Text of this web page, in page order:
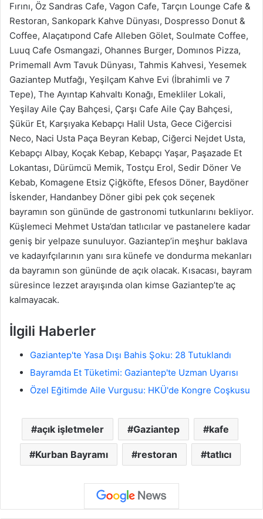
Fırını, Öz Sandras Cafe, Vagon Cafe, Tarçın Lounge Cafe &
Restoran, Sankopark Kahve Dünyası, Dospresso Donut &
Coffee, Alaçatıpond Cafe Alleben Gölet, Soulmate Coffee,
Luuq Cafe Osmangazi, Ohannes Burger, Domınos Pizza,
Primemall Avm Tavuk Dünyası, Tahmis Kahvesi, Yesemek
Gaziantep Mutfağı, Yeşilçam Kahve Evi (İbrahimli ve 7
Tepe), The Ayıntap Kahvaltı Konağı, Emekliler Lokali,
Yeşilay Aile Çay Bahçesi, Çarşı Cafe Aile Çay Bahçesi,
Şükür Et, Karşıyaka Kebapçı Halil Usta, Gece Ciğercisi
Neco, Naci Usta Paça Beyran Kebap, Ciğerci Nejdet Usta,
Kebapçı Albay, Koçak Kebap, Kebapçı Yaşar, Paşazade Et
Lokantası, Dürümcü Memik, Tostçu Erol, Sedir Döner Ve
Kebab, Komagene Etsiz Çiğköfte, Efesos Döner, Baydöner
İskender, Handanbey Döner gibi pek çok seçenek
bayramın son gününde de gastronomi tutkunlarını bekliyor.
Küşlemeci Mehmet Usta’dan tatlıcılar ve pastanelere kadar
geniş bir yelpaze sunuluyor. Gaziantep’in meşhur baklava
ve kadayıfçılarının yanı sıra künefe ve dondurma mekanları
da bayramın son gününde de açık olacak. Kısacası, bayram
süresince lezzet arayışında olan kimse Gaziantep’te aç
kalmayacak.
İlgili Haberler
Gaziantep'te Yasa Dışı Bahis Şoku: 28 Tutuklandı
Bayramda Et Tüketimi: Gaziantep'te Uzman Uyarısı
Özel Eğitimde Aile Vurgusu: HKÜ'de Kongre Coşkusu
açık işletmeler Gaziantep kafe
Kurban Bayramı restoran tatlıcı